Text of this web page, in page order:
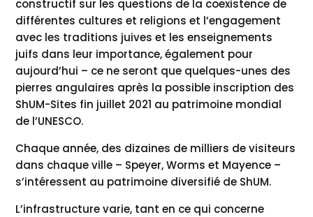
constructif sur les questions de la coexistence de
différentes cultures et religions et l’engagement
avec les traditions juives et les enseignements
juifs dans leur importance, également pour
aujourd’hui – ce ne seront que quelques-unes des
pierres angulaires après la possible inscription des
ShUM-Sites fin juillet 2021 au patrimoine mondial
de l’UNESCO.
Chaque année, des dizaines de milliers de visiteurs
dans chaque ville – Speyer, Worms et Mayence –
s’intéressent au patrimoine diversifié de ShUM.
L’infrastructure varie, tant en ce qui concerne